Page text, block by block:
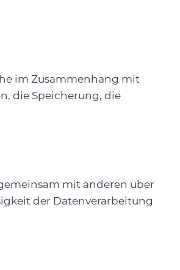
im Zusammenhang mit
die Speicherung, die
mit anderen über
der Datenverarbeitung